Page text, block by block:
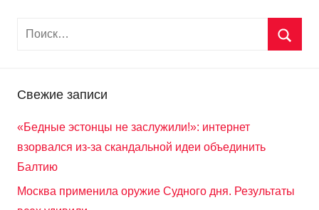
Свежие записи
«Бедные эстонцы не заслужили!»: интернет
взорвался из-за скандальной идеи объединить
Балтию
Москва применила оружие Судного дня. Результаты